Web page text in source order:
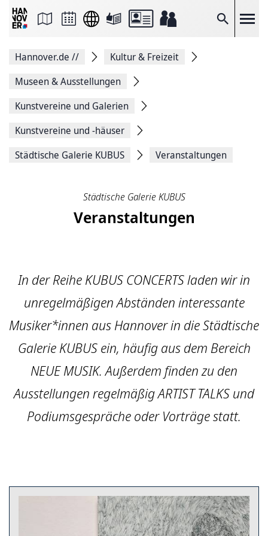
Suche
Seite
Facebook
teilen
Seitenlink
Seite
Hannover.de //
Kultur & Freizeit
Museen & Ausstellungen
Kunstvereine und Galerien
Kunstvereine und -häuser
Städtische Galerie KUBUS
Veranstaltungen
Städtische Galerie KUBUS
Veranstaltungen
In der Reihe KUBUS CONCERTS laden wir in
unregelmäßigen Abständen interessante
Musiker*innen aus Hannover in die Städtische
Galerie KUBUS ein, häufig aus dem Bereich
NEUE MUSIK. Außerdem finden zu den
Ausstellungen regelmäßig ARTIST TALKS und
Podiumsgespräche oder Vorträge statt.